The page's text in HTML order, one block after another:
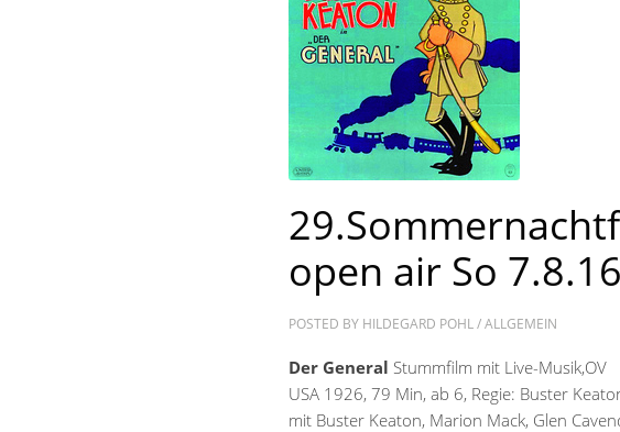
open air So
POSTED BY HILDEGARD POHL/ALLGEMEIN
Der General Stummfilm mit Live-Musik,OV
USA 1926, 79 Min, ab 6, Regie: Buster
mit Buster Keaton, Marion Mack, Glen